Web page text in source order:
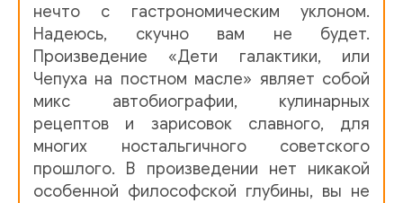
Deti_Galaktiki_16
Deti_Galaktiki_17
Deti_Galaktiki_18
Deti_Galaktiki_19
Deti_Galaktiki_20
Deti_Galaktiki_21
нечто с гастрономическим уклоном.
Надеюсь, скучно вам не будет.
Произведение «Дети галактики, или
Чепуха на постном масле» являет собой
микс автобиографии, кулинарных
рецептов и зарисовок славного, для
многих ностальгичного советского
прошлого. В произведении нет никакой
особенной философской глубины, вы не